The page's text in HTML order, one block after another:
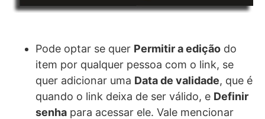
Pode optar se quer Permitir a edição do
item por qualquer pessoa com o link, se
quer adicionar uma Data de validade, que é
quando o link deixa de ser válido, e Definir
senha para acessar ele. Vale mencionar